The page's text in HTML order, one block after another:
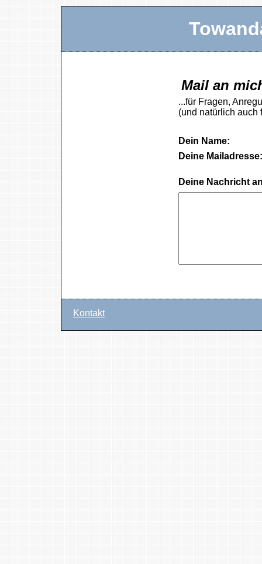
Mail an
...für Fragen,
(und natürlich auch
Dein Name:
Deine Mailadresse:
Deine Nachricht
Kontakt